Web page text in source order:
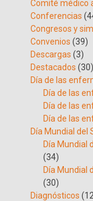
Comité médico
Conferencias
Congresos y
Convenios (39)
Descargas (3)
Destacados (30)
Día de las
Día de las
Día de las
Día de las
Día Mundial del
Día Mundial
(34)
Día Mundial
(30)
Diagnósticos